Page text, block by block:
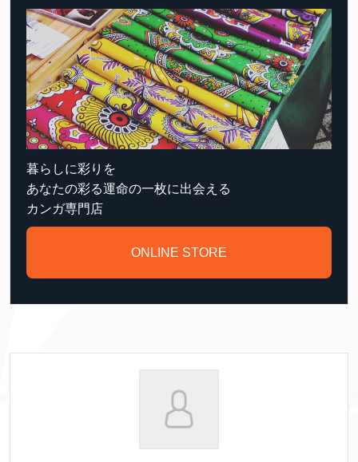
暮らしに彩りを
あなたの彩る運命の一枚に出会える
カンガ専門店
ONLINE STORE